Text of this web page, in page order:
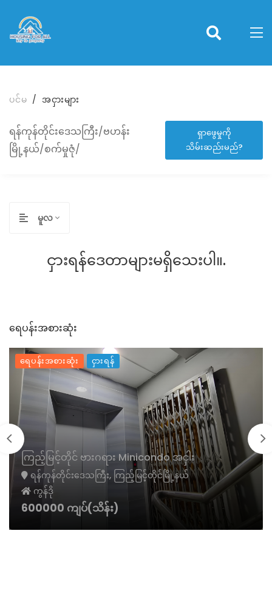
ပင်မ အငှားများ
ရန်ကုန်တိုင်းဒေသကြီး/ဗဟန်း
မြို့နယ်/စက်မှုဇုံ/
ရှာဖွေမှုကို
သိမ်းဆည်းမည်?
မူလ
ငှားရန်ဒေတာများမရှိသေးပါ။.
ရေပန်းအစားဆုံး
ရေပန်းအစားဆုံး ငှားရန်
ကြည့်မြင့်တိုင် ဗားဂရား Minicondo အငှါး
ရန်ကုန်တိုင်းဒေသကြီး, ကြည့်မြင့်တိုင်မြို့နယ်
ကွန်ဒို
600000 ကျပ်(သိန်း)